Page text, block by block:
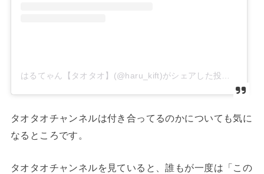
タオタオチャンネルは付き合ってるのかについても気に
なるところです。
タオタオチャンネルを見ていると、誰もが一度は「この